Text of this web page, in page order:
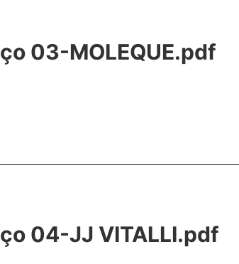
03-MOLEQUE.pdf
04-JJ VITALLI.pdf